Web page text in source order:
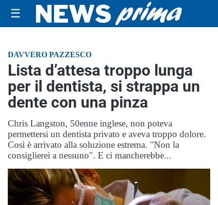
☰
DAVVERO PAZZESCO
Lista d’attesa troppo lunga
per il dentista, si strappa un
dente con una pinza
Chris Langston, 50enne inglese, non poteva
permettersi un dentista privato e aveva troppo dolore.
Così è arrivato alla soluzione estrema. "Non la
consiglierei a nessuno". E ci mancherebbe...